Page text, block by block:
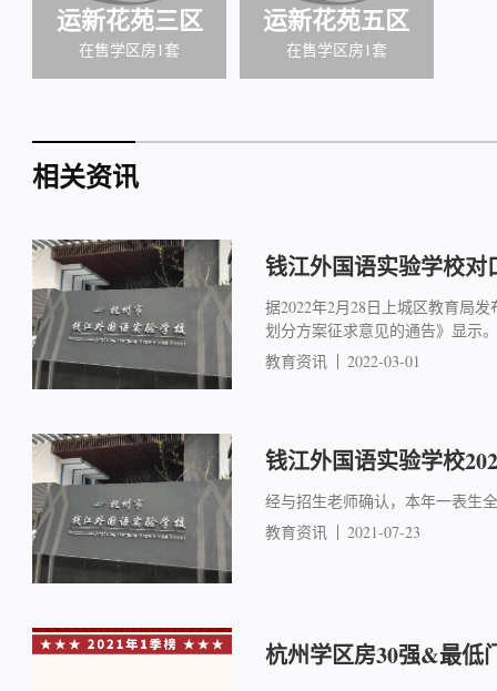
运新花苑三区
在售学区房1套
运新花苑五区
在售学区房1套
相关资讯
钱江外国语实验学校对
据2022年2月28日上城区教育局
划分方案征求意见的通告》显示
教育资讯
2022-03-01
钱江外国语实验学校
经与招生老师确认，本年一表生
教育资讯
2021-07-23
杭州学区房30强&最低